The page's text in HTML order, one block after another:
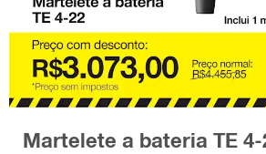
Martelete a bateria TE 4-